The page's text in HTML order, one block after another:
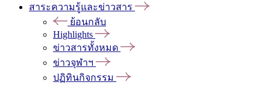
สาระความรู้และข่าวสาร
ย้อนกลับ
Highlights
ข่าวสารทั้งหมด
ข่าวจุฬาฯ
ปฏิทินกิจกรรม